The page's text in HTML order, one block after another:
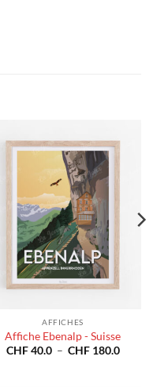
AFFICHES
Affiche Ebenalp - Suisse
CHF40.0 – CHF180.0Plage